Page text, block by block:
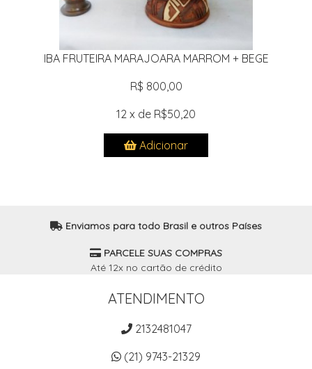
IBA FRUTEIRA MARAJOARA MARROM + BEGE
R$ 800,00
12 x de R$50,20
Adicionar
Enviamos para todo Brasil e outros Países
PARCELE SUAS COMPRAS
Até 12x no cartão de crédito
ATENDIMENTO
2132481047
(21) 9743-21329